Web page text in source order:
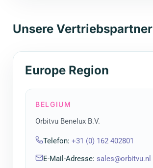
Unsere Vertriebspartner
Europe Region
BELGIUM
Orbitvu Benelux B.V.
Telefon: +31 (0) 162 402801
E-Mail-Adresse: sales@orbitvu.nl